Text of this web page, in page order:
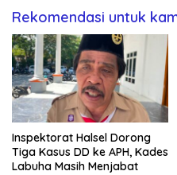
Rekomendasi untuk
Inspektorat Halsel Dorong
Tiga Kasus DD ke APH, Kades
Labuha Masih Menjabat